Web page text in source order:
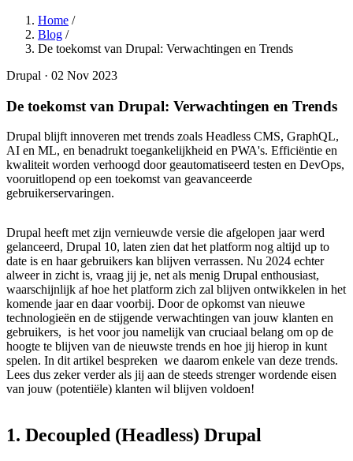
Home /
Blog /
De toekomst van Drupal: Verwachtingen en Trends
Drupal · 02 Nov 2023
De toekomst van Drupal: Verwachtingen en Trends
Drupal blijft innoveren met trends zoals Headless CMS, GraphQL,
AI en ML, en benadrukt toegankelijkheid en PWA's. Efficiëntie en
kwaliteit worden verhoogd door geautomatiseerd testen en DevOps,
vooruitlopend op een toekomst van geavanceerde
gebruikerservaringen.
Drupal heeft met zijn vernieuwde versie die afgelopen jaar werd
gelanceerd, Drupal 10, laten zien dat het platform nog altijd up to
date is en haar gebruikers kan blijven verrassen. Nu 2024 echter
alweer in zicht is, vraag jij je, net als menig Drupal enthousiast,
waarschijnlijk af hoe het platform zich zal blijven ontwikkelen in het
komende jaar en daar voorbij. Door de opkomst van nieuwe
technologieën en de stijgende verwachtingen van jouw klanten en
gebruikers, is het voor jou namelijk van cruciaal belang om op de
hoogte te blijven van de nieuwste trends en hoe jij hierop in kunt
spelen. In dit artikel bespreken we daarom enkele van deze trends.
Lees dus zeker verder als jij aan de steeds strenger wordende eisen
van jouw (potentiële) klanten wil blijven voldoen!
1. Decoupled (Headless) Drupal